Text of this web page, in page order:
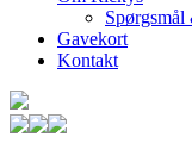
Spørgsmål
Gavekort
Kontakt